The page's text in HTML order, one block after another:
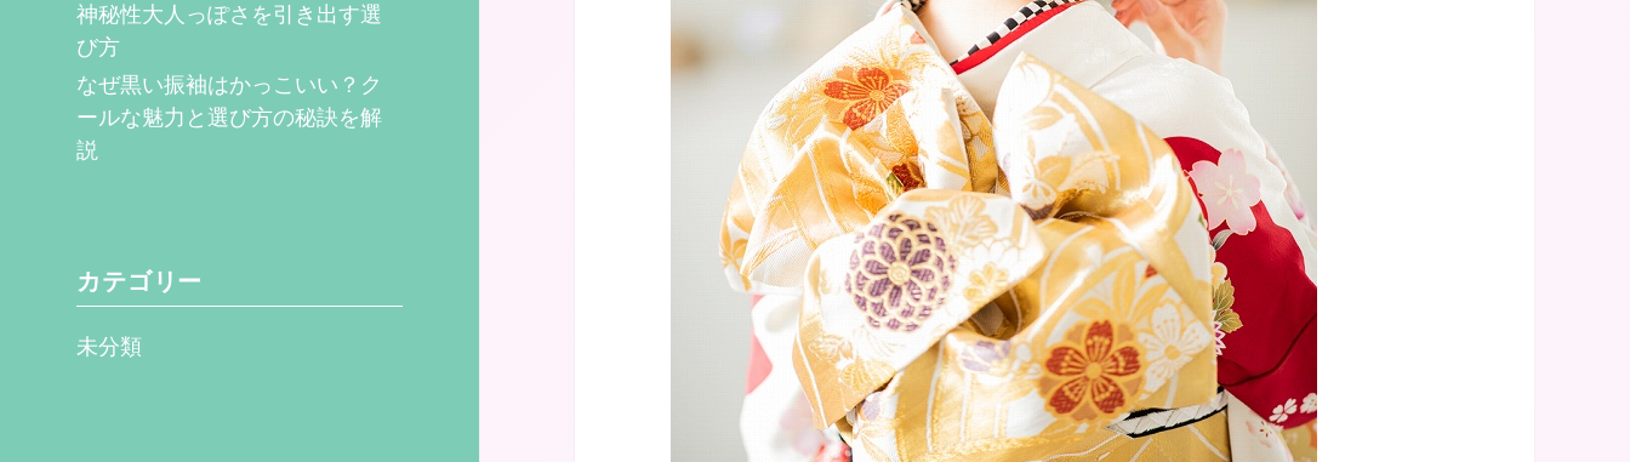
神秘性大人っぽさを引き出す選
び方
なぜ黒い振袖はかっこいい？ク
ールな魅力と選び方の秘訣を解
説
カテゴリー
未分類